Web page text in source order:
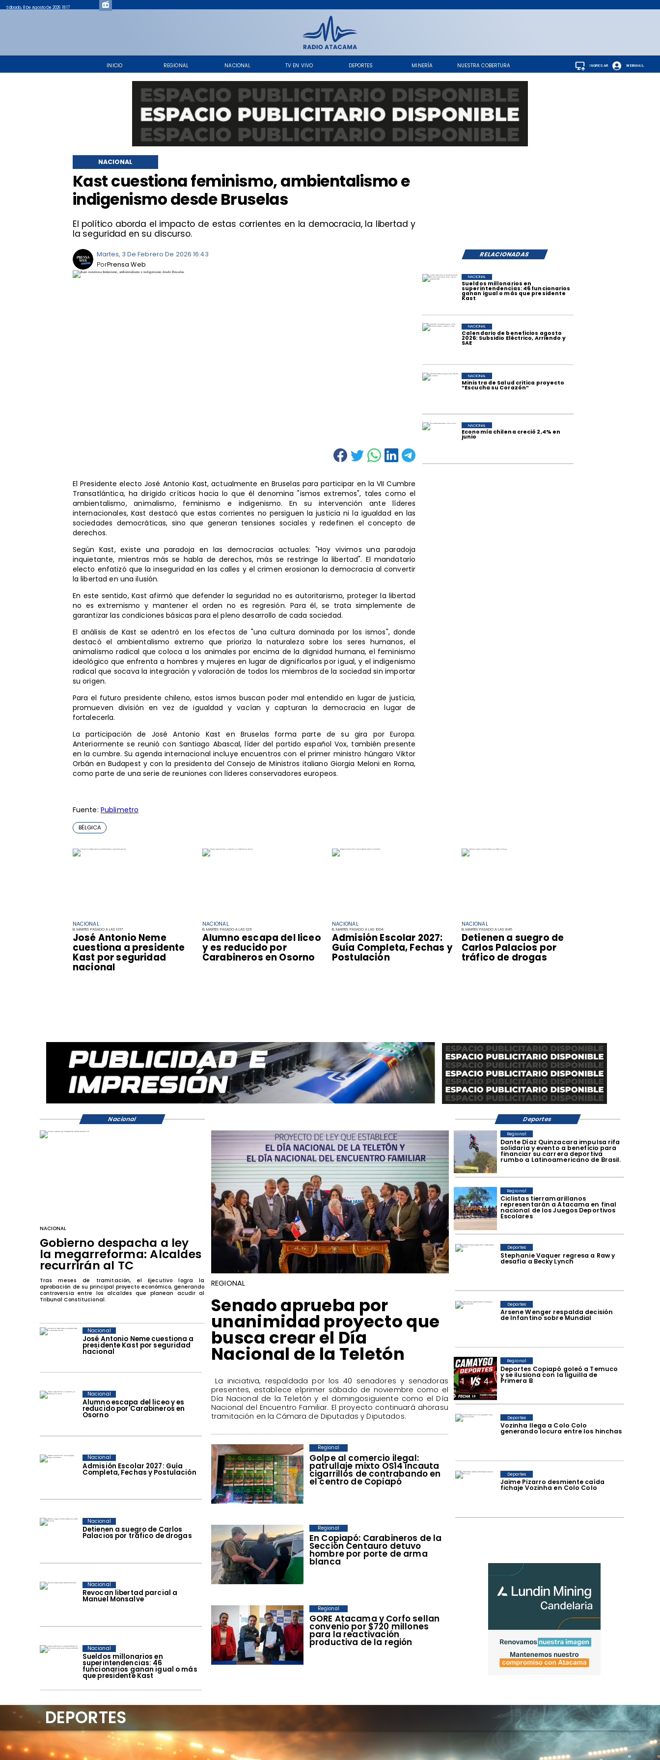
INICIO REGIONAL NACIONAL TV EN VIVO DEPORTES MINERÍA NUESTRA COBERTURA
Sábado, 8 De Agosto De 2026 18:17
WEBMAIL
INGRESAR
Kast cuestiona feminismo, ambientalismo e
indigenismo desde Bruselas
El político aborda el impacto de estas corrientes en la democracia, la libertad y
la seguridad en su discurso.
NACIONAL
RELACIONADAS
Martes, 3 De Febrero De 2026 16:43
Prensa Web
Por
NACIONAL
EL MARTES PASADO A LAS 13:17
José Antonio Neme
cuestiona a presidente
Kast por seguridad
nacional
NACIONAL
EL MARTES PASADO A LAS 12:11
Alumno escapa del liceo
y es reducido por
Carabineros en Osorno
NACIONAL
EL MARTES PASADO A LAS 10:04
Admisión Escolar 2027:
Guía Completa, Fechas y
Postulación
NACIONAL
EL MARTES PASADO A LAS 8:45
Detienen a suegro de
Carlos Palacios por
tráfico de drogas
Sueldos millonarios en
superintendencias: 46 funcionarios
ganan igual o más que presidente
Kast
NACIONAL
Calendario de beneficios agosto
2026: Subsidio Eléctrico, Arriendo y
SAE
NACIONAL
Ministra de Salud critica proyecto
“Escucha su Corazón”
NACIONAL
Economía chilena creció 2,4% en
junio
NACIONAL
El Presidente electo José Antonio Kast, actualmente en Bruselas para participar en la VII Cumbre
Transatlántica, ha dirigido críticas hacia lo que él denomina "ismos extremos", tales como el
ambientalismo, animalismo, feminismo e indigenismo. En su intervención ante líderes
internacionales, Kast destacó que estas corrientes no persiguen la justicia ni la igualdad en las
sociedades democráticas, sino que generan tensiones sociales y redefinen el concepto de
derechos.
Según Kast, existe una paradoja en las democracias actuales: "Hoy vivimos una paradoja
inquietante, mientras más se habla de derechos, más se restringe la libertad". El mandatario
electo enfatizó que la inseguridad en las calles y el crimen erosionan la democracia al convertir
la libertad en una ilusión.
En este sentido, Kast afirmó que defender la seguridad no es autoritarismo, proteger la libertad
no es extremismo y mantener el orden no es regresión. Para él, se trata simplemente de
garantizar las condiciones básicas para el pleno desarrollo de cada sociedad.
El análisis de Kast se adentró en los efectos de "una cultura dominada por los ismos", donde
destacó el ambientalismo extremo que prioriza la naturaleza sobre los seres humanos, el
animalismo radical que coloca a los animales por encima de la dignidad humana, el feminismo
ideológico que enfrenta a hombres y mujeres en lugar de dignificarlos por igual, y el indigenismo
radical que socava la integración y valoración de todos los miembros de la sociedad sin importar
su origen.
Para el futuro presidente chileno, estos ismos buscan poder mal entendido en lugar de justicia,
promueven división en vez de igualdad y vacían y capturan la democracia en lugar de
fortalecerla.
La participación de José Antonio Kast en Bruselas forma parte de su gira por Europa.
Anteriormente se reunió con Santiago Abascal, líder del partido español Vox, también presente
en la cumbre. Su agenda internacional incluye encuentros con el primer ministro húngaro Viktor
Orbán en Budapest y con la presidenta del Consejo de Ministros italiano Giorgia Meloni en Roma,
como parte de una serie de reuniones con líderes conservadores europeos.
Fuente: Publimetro
BÉLGICA
Dante Díaz Quinzacara impulsa rifa
solidaria y evento a beneficio para
financiar su carrera deportiva
rumbo a Latinoamericano de Brasil.
Regional
​Ciclistas tierramarillanos
representarán a Atacama en final
nacional de los Juegos Deportivos
Escolares
Regional
Stephanie Vaquer regresa a Raw y
desafía a Becky Lynch
Deportes
Arsene Wenger respalda decisión
de Infantino sobre Mundial
Deportes
Deportes Copiapó goleó a Temuco
y se ilusiona con la liguilla de
Primera B
Regional
Vozinha llega a Colo Colo
generando locura entre los hinchas
Deportes
Jaime Pizarro desmiente caída
fichaje Vozinha en Colo Colo
Deportes
José Antonio Neme cuestiona a
presidente Kast por seguridad
nacional
Nacional
Alumno escapa del liceo y es
reducido por Carabineros en
Osorno
Nacional
Admisión Escolar 2027: Guía
Completa, Fechas y Postulación
Nacional
Detienen a suegro de Carlos
Palacios por tráfico de drogas
Nacional
Revocan libertad parcial a
Manuel Monsalve
Nacional
Sueldos millonarios en
superintendencias: 46
funcionarios ganan igual o más
que presidente Kast
Nacional
Golpe al comercio ilegal:
patrullaje mixto OS14 incauta
cigarrillos de contrabando en
el centro de Copiapó
Regional
En Copiapó: Carabineros de la
Sección Centauro detuvo
hombre por porte de arma
blanca
Regional
​GORE Atacama y Corfo sellan
convenio por $720 millones
para la reactivación
productiva de la región
Regional
NACIONAL
Gobierno despacha a ley
la megarreforma: Alcaldes
recurrirán al TC
Tras meses de tramitación, el Ejecutivo logra la
aprobación de su principal proyecto económico, generando
controversia entre los alcaldes que planean acudir al
Tribunal Constitucional.
REGIONAL
​Senado aprueba por
unanimidad proyecto que
busca crear el Día
Nacional de la Teletón
​ La iniciativa, respaldada por los 40 senadores y senadoras
presentes, establece elprimer sábado de noviembre como el
Día Nacional de la Teletón y el domingosiguiente como el Día
Nacional del Encuentro Familiar. El proyecto continuará ahorasu
tramitación en la Cámara de Diputadas y Diputados.
Nacional Deportes
DEPORTES